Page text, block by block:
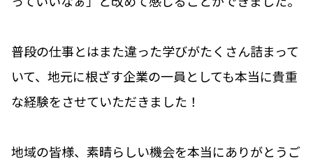
普段の仕事とはまた違った学びがたくさん詰まって
いて、地元に根ざす企業の一員としても本当に貴重
な経験をさせていただきました！
地域の皆様、素晴らしい機会を本当にありがとうご